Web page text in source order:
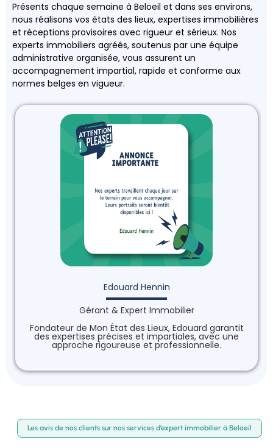
Présents chaque semaine à Beloeil et dans ses environs,
nous réalisons vos états des lieux, expertises immobilières
et réceptions provisoires avec rigueur et sérieux. Nos
experts immobiliers agréés, soutenus par une équipe
administrative organisée, vous assurent un
accompagnement impartial, rapide et conforme aux
normes belges en vigueur.
Edouard Hennin
Gérant & Expert Immobilier
Fondateur de Mon État des Lieux, Edouard garantit
des expertises précises et impartiales, avec une
approche rigoureuse et professionnelle.
Les avis de nos clients sur nos services d’expert immobilier à Beloeil